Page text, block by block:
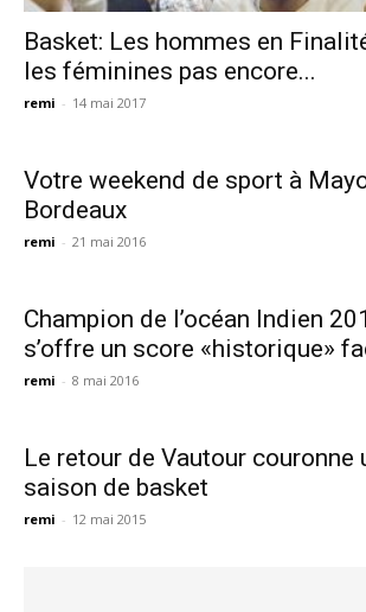
Basket: Les hommes en
les féminines pas encore...
remi - 14 mai 2017
Votre weekend de sport à
Bordeaux
remi - 21 mai 2016
Champion de l’océan Indien
s’offre un score «historique»
remi - 8 mai 2016
Le retour de Vautour couronne
saison de basket
remi - 12 mai 2015